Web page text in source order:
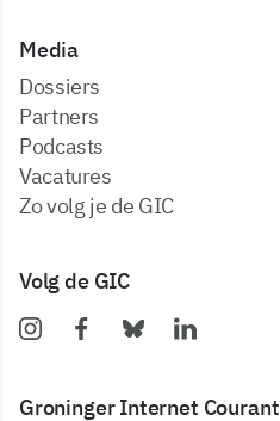
Media
dossiers
partners
podcasts
vacatures
zo volg je de GIC
Volg de GIC
Groninger Internet Courant